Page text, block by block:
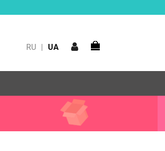
RU | UA